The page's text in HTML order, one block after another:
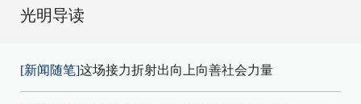
光明导读
[新闻随笔]这场接力折射出向上向善社会力量